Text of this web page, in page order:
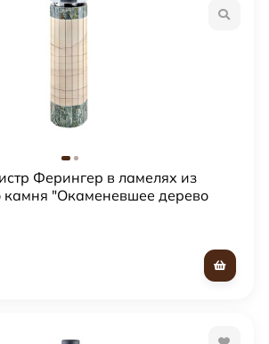
Ферингер в ламелях из
камня "Окаменевшее дерево